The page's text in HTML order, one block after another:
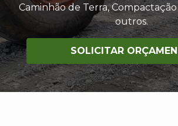
Caminhão de Terra,
outros.
SOLICITAR